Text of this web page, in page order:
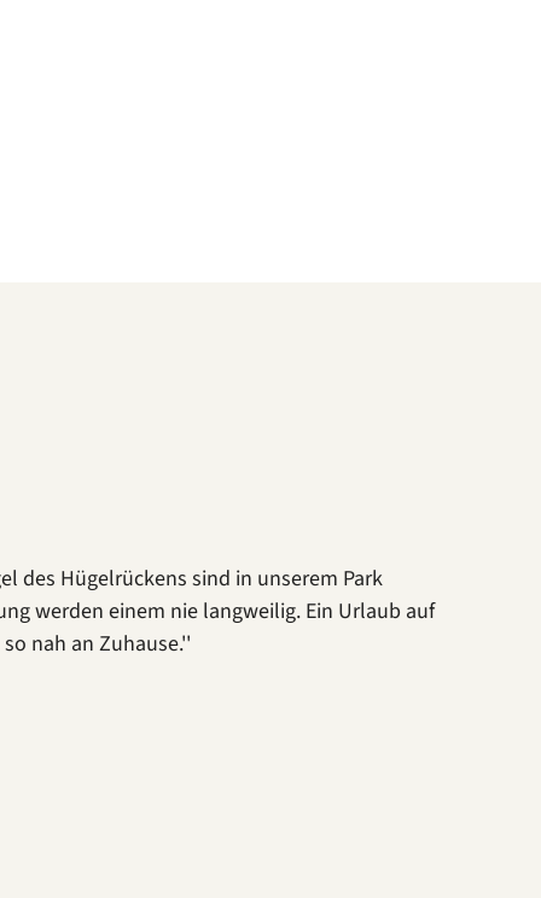
des Hügelrückens sind in unserem Park
werden einem nie langweilig. Ein Urlaub auf
nah an Zuhause.''